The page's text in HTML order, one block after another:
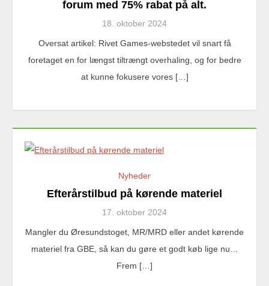
forum med 75% rabat på alt.
18. oktober 2024
Oversat artikel: Rivet Games-webstedet vil snart få
foretaget en for længst tiltrængt overhaling, og for bedre
at kunne fokusere vores […]
Nyheder
Efterårstilbud på kørende materiel
17. oktober 2024
Mangler du Øresundstoget, MR/MRD eller andet kørende
materiel fra GBE, så kan du gøre et godt køb lige nu…
Frem […]